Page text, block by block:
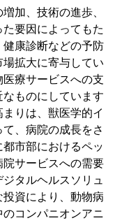
加、技術の進歩、
要因によってもた
康診断などの予防
拡大に寄与してい
療サービスへの支
ものにしています
りは、獣医学的イ
、病院の成長をさ
市部におけるペッ
院サービスへの需要
タルヘルスソリュ
資により、動物病
コンパニオンアニ